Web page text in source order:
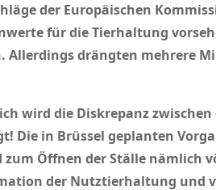
der Europäischen
für die Tierhaltung
Allerdings drängten mehrere
wird die Diskrepanz
Die in Brüssel geplanten
zum Öffnen der Ställe nämlich
der Nutztierhaltung und